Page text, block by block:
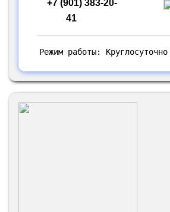
+7 (901) 383-20-
41
Режим работы: Круглосуточно